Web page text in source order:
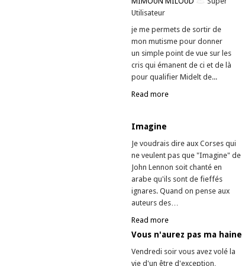
Utilisateur
je me permets de sortir de
mon mutisme pour donner
un simple point de vue sur les
cris qui émanent de ci et de là
pour qualifier Midelt de...
Read more
Imagine
Je voudrais dire aux Corses qui
ne veulent pas que "Imagine" de
John Lennon soit chanté en
arabe qu'ils sont de fieffés
ignares. Quand on pense aux
auteurs des…
Read more
Vous n'aurez pas ma haine
Vendredi soir vous avez volé la
vie d'un être d'exception,